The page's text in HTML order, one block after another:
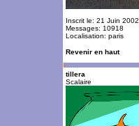
Inscrit le: 21 Juin 2002
Messages: 10918
Localisation: paris
Revenir en haut
tillera
Scalaire